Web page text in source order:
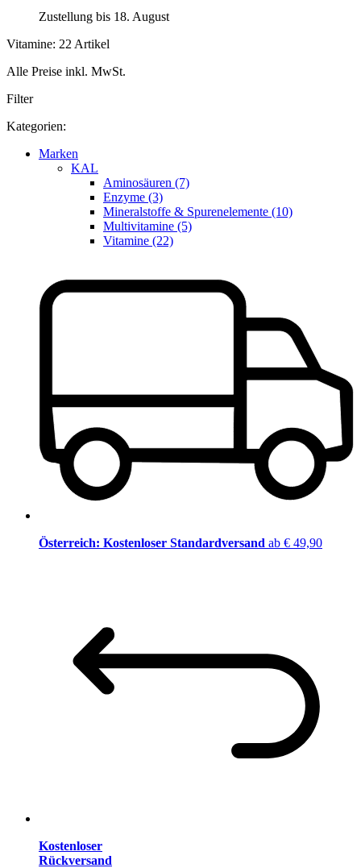
Zustellung bis 18. August
Vitamine: 22 Artikel
Alle Preise inkl. MwSt.
Filter
Kategorien:
Marken
KAL
Aminosäuren (7)
Enzyme (3)
Mineralstoffe & Spurenelemente (10)
Multivitamine (5)
Vitamine (22)
Österreich: Kostenloser Standardversand ab € 49,90
Kostenloser
Rückversand